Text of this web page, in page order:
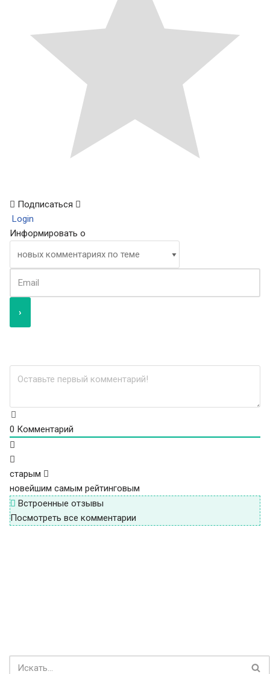
Подписаться
Login
Информировать о
0 Комментарий
старым
новейшим самым рейтинговым
Встроенные отзывы
Посмотреть все комментарии